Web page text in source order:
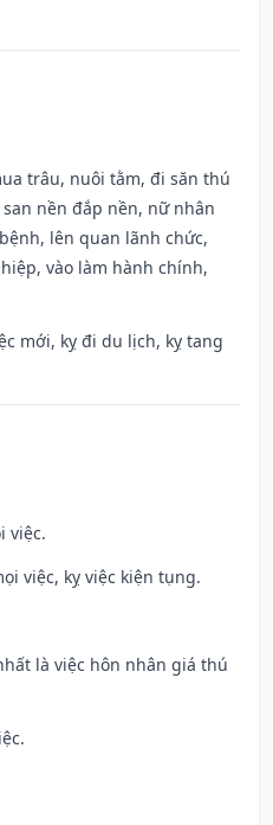
trâu, nuôi tằm, đi săn thú
nền đắp nền, nữ nhân
lên quan lãnh chức,
vào làm hành chính,
mới, kỵ đi du lịch, kỵ tang
việc.
việc, kỵ việc kiện tụng.
là việc hôn nhân giá thú